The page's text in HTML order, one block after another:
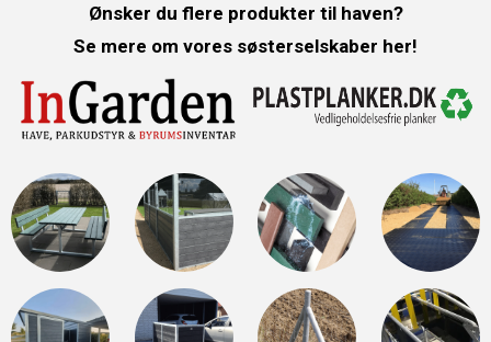
Ønsker du flere produkter til haven?
Se mere om vores søsterselskaber her!